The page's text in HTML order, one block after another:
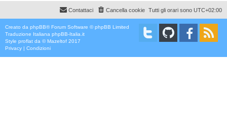
Tutti gli orari sono UTC+02:00
Cancella cookie
Contattaci
Creato da phpBB® Forum Software © phpBB Limited
Traduzione Italiana phpBB-Italia.it
Style proflat da ©Mazeltof 2017
Privacy | Condizioni